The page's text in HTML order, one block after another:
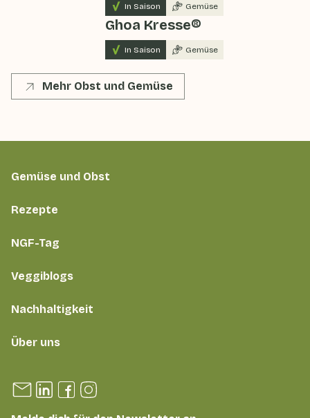
In Saison Gemüse
Ghoa Kresse®
In Saison Gemüse
Mehr Obst und Gemüse
Gemüse und Obst
Rezepte
NGF-Tag
Veggiblogs
Nachhaltigkeit
Über uns